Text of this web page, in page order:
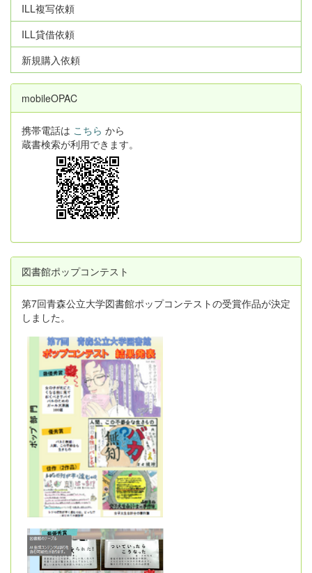
ILL複写依頼
ILL貸借依頼
新規購入依頼
mobileOPAC
携帯電話は こちら から
蔵書検索が利用できます。
図書館ポップコンテスト
第7回青森公立大学図書館ポップコンテストの受賞作品が決定
しました。